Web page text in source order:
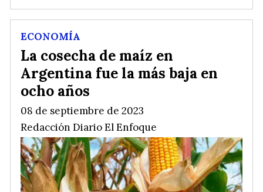
La cosecha de maíz en
Argentina fue la más baja en
ocho años
Redacción Diario El Enfoque
ECONOMÍA
08 de septiembre de 2023